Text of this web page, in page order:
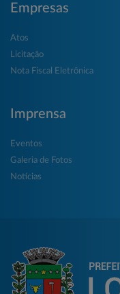
Empresas
Atos
Licitação
Nota Fiscal Eletrônica
Imprensa
Eventos
Galeria de Fotos
Notícias